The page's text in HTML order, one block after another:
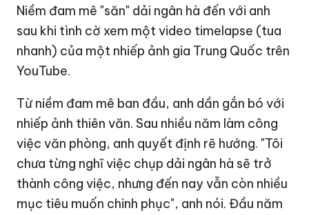
Niềm đam mê "săn" dải ngân hà đến với anh
sau khi tình cờ xem một video timelapse (tua
nhanh) của một nhiếp ảnh gia Trung Quốc trên
YouTube.
Từ niềm đam mê ban đầu, anh dần gắn bó với
nhiếp ảnh thiên văn. Sau nhiều năm làm công
việc văn phòng, anh quyết định rẽ hướng. "Tôi
chưa từng nghĩ việc chụp dải ngân hà sẽ trở
thành công việc, nhưng đến nay vẫn còn nhiều
mục tiêu muốn chinh phục", anh nói. Đầu năm